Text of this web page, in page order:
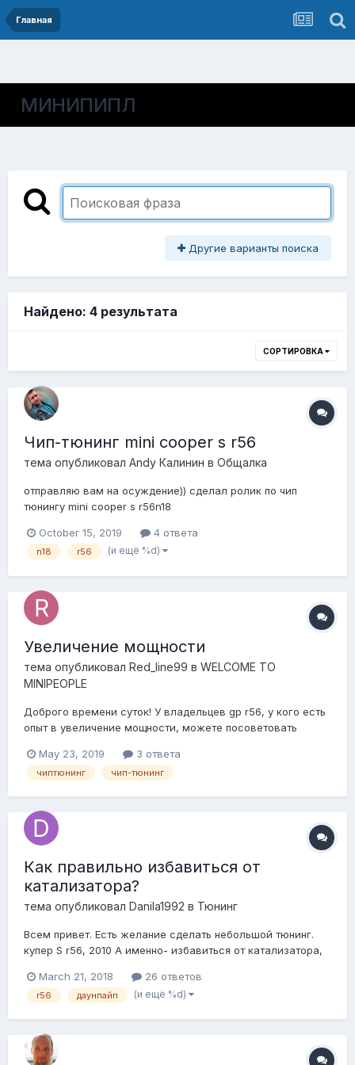
Главная
МИНИПИПЛ
Другие варианты поиска
Найдено: 4 результата
СОРТИРОВКА
Чип-тюнинг mini cooper s r56
тема опубликовал Andy Калинин в Общалка
отправляю вам на осуждение)) сделал ролик по чип
тюнингу mini cooper s r56n18
October 15, 2019 4 ответа
n18 r56 (и ещё %d)
Увеличение мощности
тема опубликовал Red_line99 в WELCOME TO
MINIPEOPLE
Доброго времени суток! У владельцев gp r56, у кого есть
опыт в увеличение мощности, можете посоветовать
May 23, 2019
3 ответа
чиптюнинг чип-тюнинг
Как правильно избавиться от
катализатора?
тема опубликовал Danila1992 в Тюнинг
Всем привет. Есть желание сделать небольшой тюнинг.
купер S r56, 2010 А именно- избавиться от катализатора,
итд. Интересует в первую очередь ресурс. Если при этом
подрастёт мощность я не против. но вот вопрос- КАК и у
March 21, 2018 26 ответов
r56 даунпайп (и ещё %d)